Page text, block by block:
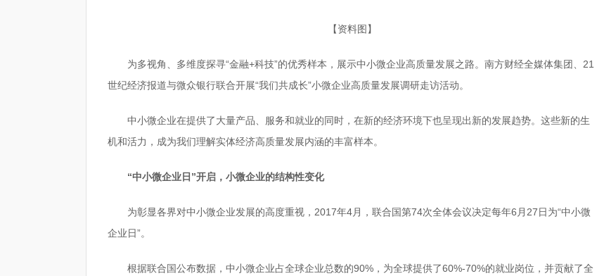
【资料图】
为多视角、多维度探寻“金融+科技”的优秀样本，展示中小微企业高质量发展之路。南方财经全媒体集团、21
世纪经济报道与微众银行联合开展“我们共成长”小微企业高质量发展调研走访活动。
中小微企业在提供了大量产品、服务和就业的同时，在新的经济环境下也呈现出新的发展趋势。这些新的生
机和活力，成为我们理解实体经济高质量发展内涵的丰富样本。
“中小微企业日”开启，小微企业的结构性变化
为彰显各界对中小微企业发展的高度重视，2017年4月，联合国第74次全体会议决定每年6月27日为“中小微
企业日”。
根据联合国公布数据，中小微企业占全球企业总数的90%，为全球提供了60%-70%的就业岗位，并贡献了全